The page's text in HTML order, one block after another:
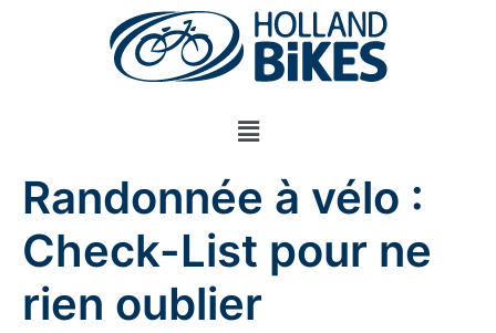
Randonnée à vélo :
Check-List pour ne
rien oublier